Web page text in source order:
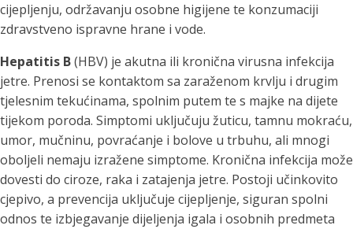
cijepljenju, održavanju osobne higijene te konzumaciji
zdravstveno ispravne hrane i vode.
Hepatitis B(HBV) je akutna ili kronična virusna infekcija
jetre. Prenosi se kontaktom sa zaraženom krvlju i drugim
tjelesnim tekućinama, spolnim putem te s majke na dijete
tijekom poroda. Simptomi uključuju žuticu, tamnu mokraću,
umor, mučninu, povraćanje i bolove u trbuhu, ali mnogi
oboljeli nemaju izražene simptome. Kronična infekcija može
dovesti do ciroze, raka i zatajenja jetre. Postoji učinkovito
cjepivo, a prevencija uključuje cijepljenje, siguran spolni
odnos te izbjegavanje dijeljenja igala i osobnih predmeta